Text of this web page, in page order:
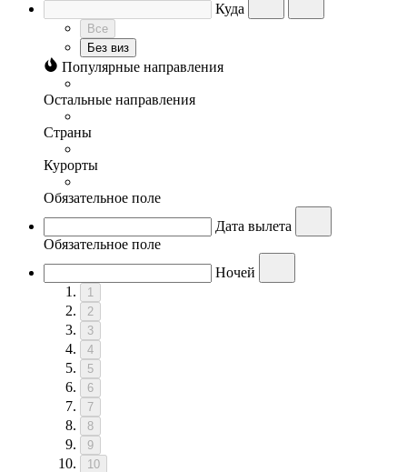
Куда
Все
Без виз
Популярные направления
Остальные направления
Страны
Курорты
Обязательное поле
Дата вылета
Обязательное поле
Ночей
1
2
3
4
5
6
7
8
9
10